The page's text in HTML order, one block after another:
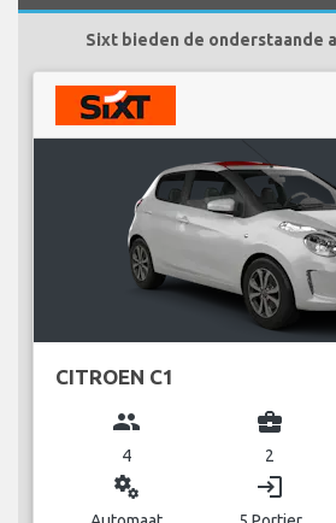
Sixt bieden de onderstaande
CITROEN C1
group
4
business_center
2
miscellaneous_services login